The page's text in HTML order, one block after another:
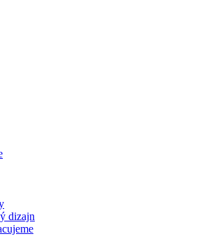
dizajn